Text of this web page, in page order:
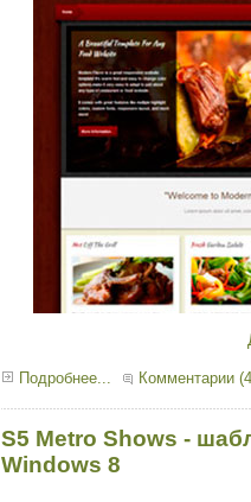
Подробнее... Комментарии
S5 Metro Shows -
Windows 8